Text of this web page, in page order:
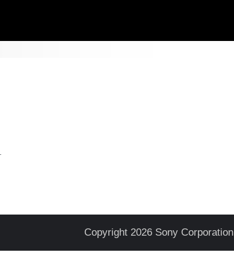
Copyright 2026 Sony Corporation